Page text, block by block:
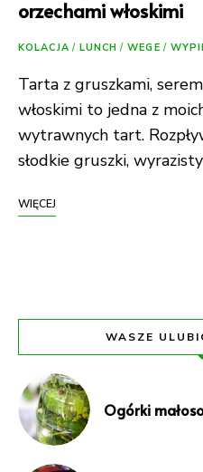
orzechami włoskimi
KOLACJA / LUNCH / WEGE /
Tarta z gruszkami,
włoskimi to jedna z
wytrawnych tart.
słodkie gruszki,
WIĘCEJ
WASZE
Ogórki